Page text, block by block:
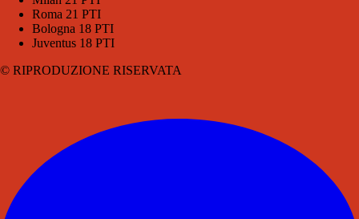
Roma 21 PTI
Bologna 18 PTI
Juventus 18 PTI
© RIPRODUZIONE RISERVATA